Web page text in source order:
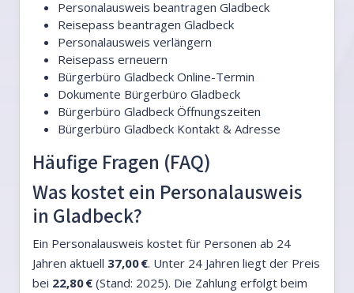
Personalausweis beantragen Gladbeck
Reisepass beantragen Gladbeck
Personalausweis verlängern
Reisepass erneuern
Bürgerbüro Gladbeck Online-Termin
Dokumente Bürgerbüro Gladbeck
Bürgerbüro Gladbeck Öffnungszeiten
Bürgerbüro Gladbeck Kontakt & Adresse
Häufige Fragen (FAQ)
Was kostet ein Personalausweis
in Gladbeck?
Ein Personalausweis kostet für Personen ab 24
Jahren aktuell 37,00 €. Unter 24 Jahren liegt der Preis
bei 22,80 € (Stand: 2025). Die Zahlung erfolgt beim